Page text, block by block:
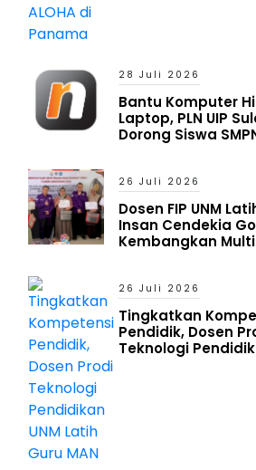
28 Juli 2026
Bantu Komputer
Laptop, PLN UIP
Dorong Siswa
26 Juli 2026
Dosen FIP UNM
Insan Cendekia
Kembangkan
26 Juli 2026
Tingkatkan
Pendidik, Dosen
Teknologi